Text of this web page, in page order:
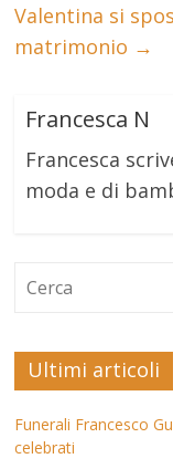
Valentina si
matrimonio →
Francesca N
Francesca
moda e di
Ultimi articoli
Funerali Francesco
celebrati